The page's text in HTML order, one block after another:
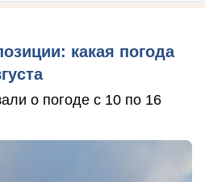
какая погода
о погоде с 10 по 16